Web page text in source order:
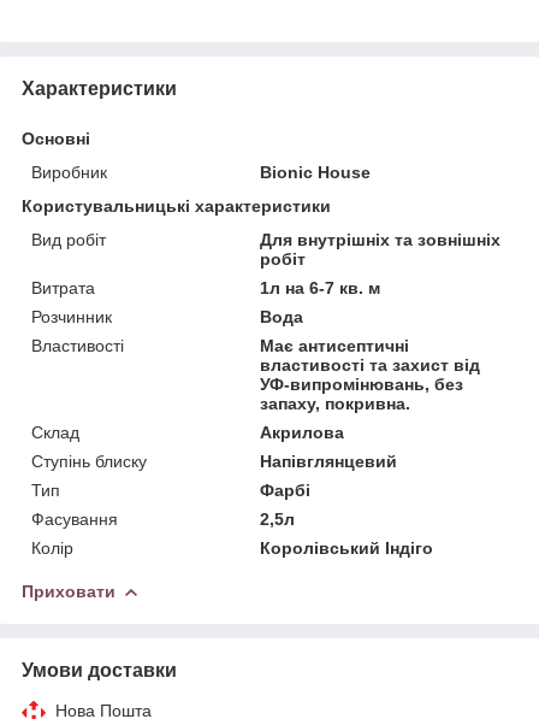
Характеристики
Основні
Виробник
Bionic House
Користувальницькі характеристики
Вид робіт
Для внутрішніх та зовнішніх
робіт
Витрата
1л на 6-7 кв. м
Розчинник
Вода
Властивості
Має антисептичні
властивості та захист від
УФ-випромінювань, без
запаху, покривна.
Склад
Акрилова
Ступінь блиску
Напівглянцевий
Тип
Фарбі
Фасування
2,5л
Колір
Королівський Індіго
Приховати
Умови доставки
Нова Пошта